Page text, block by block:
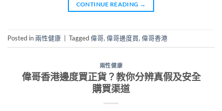
CONTINUE READING →
Posted in兩性健康 Tagged偉哥,偉哥邊度買,偉哥香港
兩性健康
偉哥香港邊度買正貨？教你分辨真假及安全
購買渠道